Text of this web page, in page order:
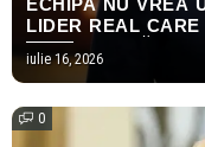
ECHIPA NU VREA
LIDER REAL
EMOȚIONALĂ
iulie 16, 2026
0